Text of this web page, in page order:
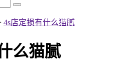
4s店定损有什么猫腻
么猫腻